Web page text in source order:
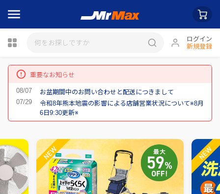
ログイン
新規登録
瓶詰
重要なお知らせ
お盆期間中のお問い合わせと配送につきまして
令和8年熊本地震の影響による店舗営業状況について※8月
6日9:30更新※